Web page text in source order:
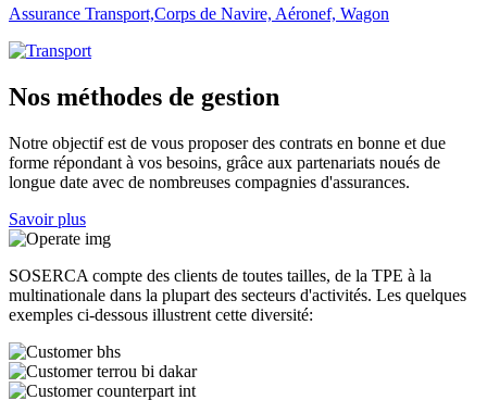
Assurance Transport,Corps de Navire, Aéronef, Wagon
Nos méthodes de gestion
Notre objectif est de vous proposer des contrats en bonne et due
forme répondant à vos besoins, grâce aux partenariats noués de
longue date avec de nombreuses compagnies d'assurances.
Savoir plus
SOSERCA compte des clients de toutes tailles, de la TPE à la
multinationale dans la plupart des secteurs d'activités. Les quelques
exemples ci-dessous illustrent cette diversité: